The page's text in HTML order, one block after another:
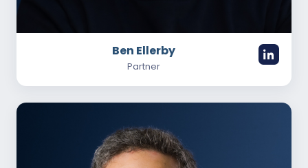
Ben Ellerby
Partner